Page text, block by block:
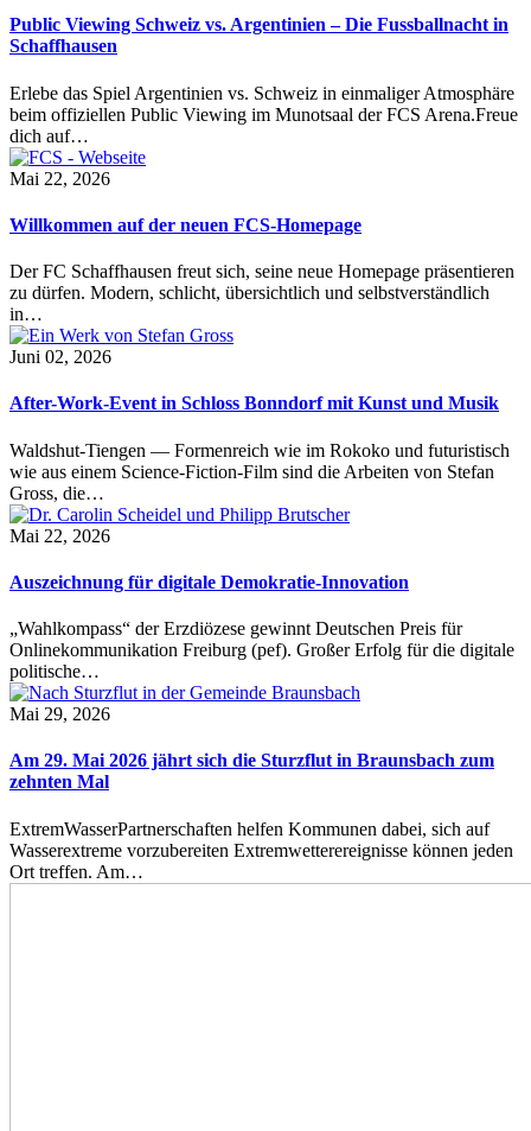
Public Viewing Schweiz vs. Argentinien – Die Fussballnacht in
Schaffhausen
Erlebe das Spiel Argentinien vs. Schweiz in einmaliger Atmosphäre
beim offiziellen Public Viewing im Munotsaal der FCS Arena.Freue
dich auf…
Mai 22, 2026
Willkommen auf der neuen FCS-Homepage
Der FC Schaffhausen freut sich, seine neue Homepage präsentieren
zu dürfen. Modern, schlicht, übersichtlich und selbstverständlich
in…
Juni 02, 2026
After-Work-Event in Schloss Bonndorf mit Kunst und Musik
Waldshut-Tiengen — Formenreich wie im Rokoko und futuristisch
wie aus einem Science-Fiction-Film sind die Arbeiten von Stefan
Gross, die…
Mai 22, 2026
Auszeichnung für digitale Demokratie-Innovation
„Wahlkompass“ der Erzdiözese gewinnt Deutschen Preis für
Onlinekommunikation Freiburg (pef). Großer Erfolg für die digitale
politische…
Mai 29, 2026
Am 29. Mai 2026 jährt sich die Sturzflut in Braunsbach zum
zehnten Mal
ExtremWasserPartnerschaften helfen Kommunen dabei, sich auf
Wasserextreme vorzubereiten Extremwetterereignisse können jeden
Ort treffen. Am…